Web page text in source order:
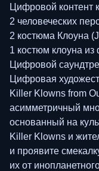
Цифровой контент
2 человеческих
2 костюма Клоуна
1 костюм клоуна
Цифровой
Цифровая
Killer Klowns from
асимметричный
основанный на
Killer Klowns и
и проявите
их от